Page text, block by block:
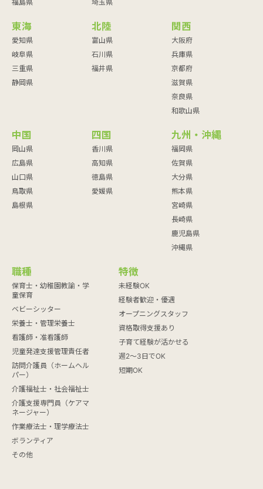
福島県
埼玉県
東海
愛知県
岐阜県
三重県
静岡県
北陸
富山県
石川県
福井県
関西
大阪府
兵庫県
京都府
滋賀県
奈良県
和歌山県
中国
岡山県
広島県
山口県
鳥取県
島根県
四国
香川県
高知県
徳島県
愛媛県
九州・沖縄
福岡県
佐賀県
大分県
熊本県
宮崎県
長崎県
鹿児島県
沖縄県
職種
保育士・幼稚園教諭・学
童保育
ベビーシッター
栄養士・管理栄養士
看護師・准看護師
児童発達支援管理責任者
訪問介護員（ホームヘル
パー）
介護福祉士・社会福祉士
介護支援専門員（ケアマ
ネージャー）
作業療法士・理学療法士
ボランティア
その他
特徴
未経験OK
経験者歓迎・優遇
オープニングスタッフ
資格取得支援あり
子育て経験が活かせる
週2～3日でOK
短期OK